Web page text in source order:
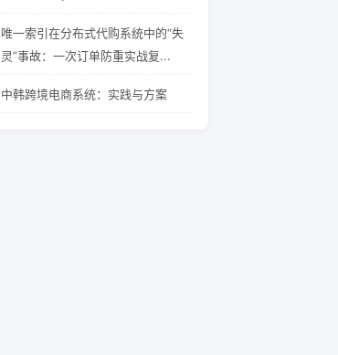
唯一索引在分布式代购系统中的“失
灵”事故：一次订单防重实战复...
中韩跨境电商系统：实践与方案